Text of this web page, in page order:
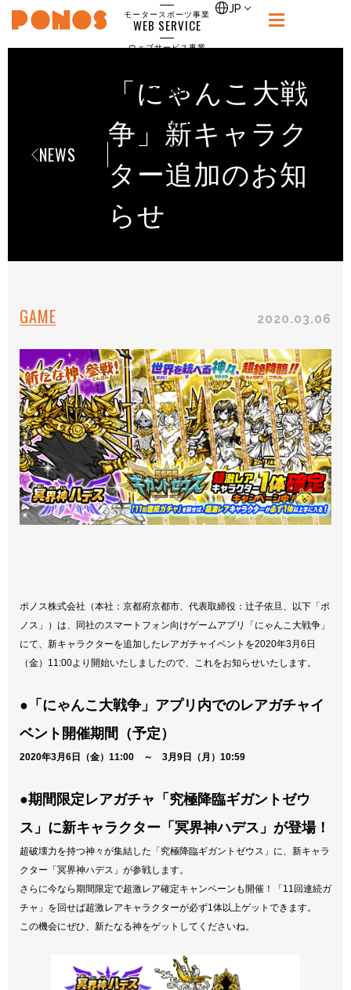
PONOS
モータースポーツ事業
WEB SERVICE
ウェブサービス事業
RECRUIT
CONTACT
お問合せ
JP
NEWS
「にゃんこ大戦
争」新キャラク
ター追加のお知
らせ
GAME 2020.03.06
ポノス株式会社（本社：京都府京都市、代表取締役：辻子依旦、以下「ポ
ノス」）は、同社のスマートフォン向けゲームアプリ「にゃんこ大戦争」
にて、新キャラクターを追加したレアガチャイベントを2020年3月6日
（金）11:00より開始いたしましたので、これをお知らせいたします。
●「にゃんこ大戦争」アプリ内でのレアガチャイ
ベント開催期間（予定）
2020年3月6日（金）11:00 ～ 3月9日（月）10:59
●期間限定レアガチャ「究極降臨ギガントゼウ
ス」に新キャラクター「冥界神ハデス」が登場！
超破壊力を持つ神々が集結した「究極降臨ギガントゼウス」に、新キャラ
クター「冥界神ハデス」が参戦します。
さらに今なら期間限定で超激レア確定キャンペーンも開催！「11回連続ガ
チャ」を回せば超激レアキャラクターが必ず1体以上ゲットできます。
この機会にぜひ、新たなる神をゲットしてくださいね。